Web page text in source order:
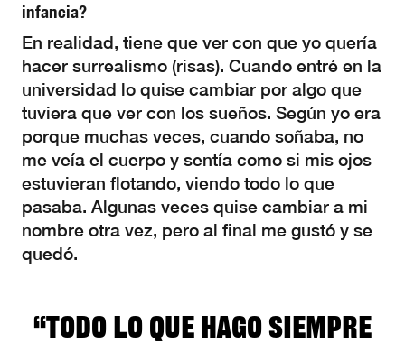
infancia?
En realidad, tiene que ver con que yo quería
hacer surrealismo (risas). Cuando entré en la
universidad lo quise cambiar por algo que
tuviera que ver con los sueños. Según yo era
porque muchas veces, cuando soñaba, no
me veía el cuerpo y sentía como si mis ojos
estuvieran flotando, viendo todo lo que
pasaba. Algunas veces quise cambiar a mi
nombre otra vez, pero al final me gustó y se
quedó.
“Todo lo que hago siempre